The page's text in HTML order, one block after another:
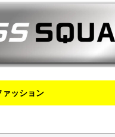
ァッション